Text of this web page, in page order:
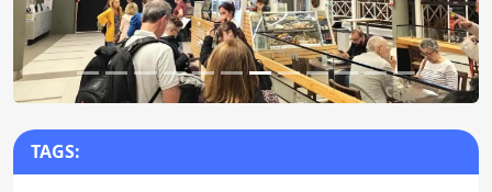
TAGS: